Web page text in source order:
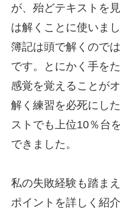
が、殆どテキストを
は解くことに使いまし
簿記は頭で解くので
です。とにかく手を
感覚を覚えることが
解く練習を必死にし
ストでも上位10％台
できました。
私の失敗経験も踏ま
ポイントを詳しく紹介